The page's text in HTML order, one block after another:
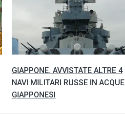
GIAPPONE. AVVISTATE ALTRE 4
NAVI MILITARI RUSSE IN ACQUE
GIAPPONESI